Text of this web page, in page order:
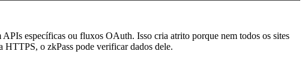
específicas ou fluxos OAuth. Isso cria atrito porque nem todos os sites
HTTPS, o zkPass pode verificar dados dele.